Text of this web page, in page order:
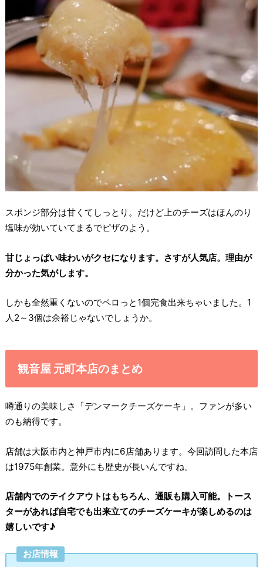
スポンジ部分は甘くてしっとり。だけど上のチーズはほんのり
塩味が効いていてまるでピザのよう。
甘じょっぱい味わいがクセになります。さすが人気店。理由が
分かった気がします。
しかも全然重くないのでペロっと1個完食出来ちゃいました。1
人2～3個は余裕じゃないでしょうか。
観音屋 元町本店のまとめ
噂通りの美味しさ「デンマークチーズケーキ」。ファンが多い
のも納得です。
店舗は大阪市内と神戸市内に6店舗あります。今回訪問した本店
は1975年創業。意外にも歴史が長いんですね。
店舗内でのテイクアウトはもちろん、通販も購入可能。トース
ターがあれば自宅でも出来立てのチーズケーキが楽しめるのは
嬉しいです♪
お店情報